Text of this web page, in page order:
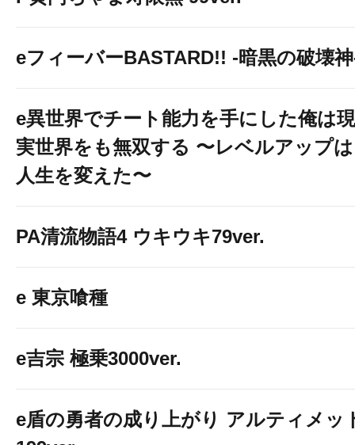
入！！
eフィーバーBASTARD!! -暗黒の破壊
e異世界でチート能力を手にした俺は現
実世界をも無双する 〜レベルアップは
人生を変えた〜
PA清流物語4 ウキウキ79ver.
e 東京喰種
e吉宗 極乗3000ver.
e盾の勇者の成り上がり アルティメッ